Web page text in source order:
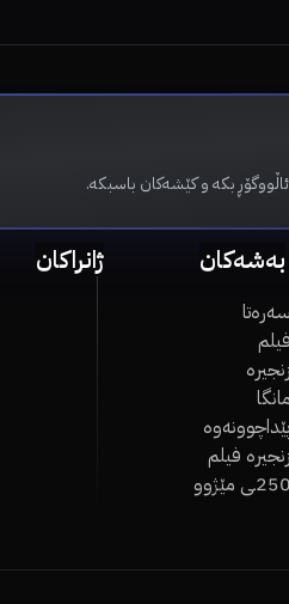
بکە و کێشەکان باسبکە.
بەشەکان
سەرەتا
فیلم
زنجیرە
مانگا
پێداچوونەوە
زنجیرە فیلم
250ـی مێژوو
ژانراکان